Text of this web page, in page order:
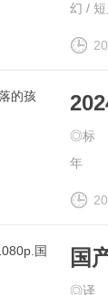
幻 /
◎标
年
国
◎译